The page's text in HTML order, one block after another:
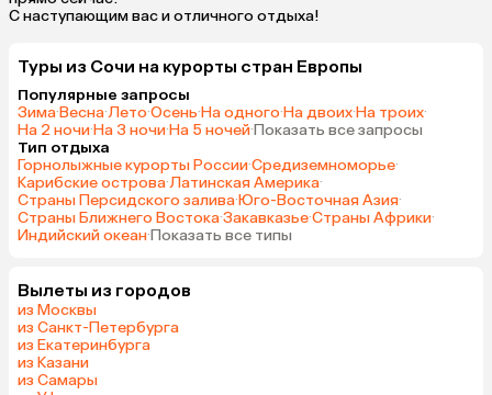
С наступающим вас и отличного отдыха!
Туры из Сочи на курорты cтран Европы
Популярные запросы
Зима·Весна·Лето·Осень·На одного·На двоих·На троих·
На 2 ночи·На 3 ночи·На 5 ночей·Показать все запросы
Тип отдыха
Горнолыжные курорты России·Средиземноморье·
Карибские острова·Латинская Америка·
Страны Персидского залива·Юго-Восточная Азия·
Страны Ближнего Востока·Закавказье·Страны Африки·
Индийский океан·Показать все типы
Вылеты из городов
из Москвы
из Санкт-Петербурга
из Екатеринбурга
из Казани
из Самары